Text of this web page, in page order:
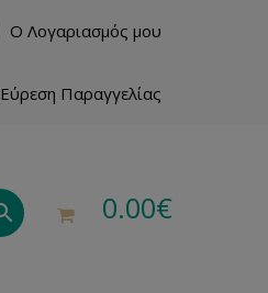
Ο Λογαριασμός μου
Εύρεση Παραγγελίας
0.00€